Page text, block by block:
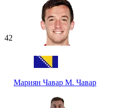
42
Мариян Чавар М. Чавар